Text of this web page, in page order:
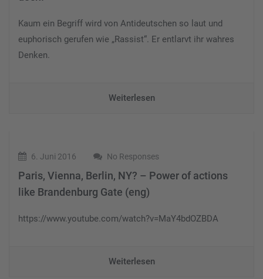
Kaum ein Begriff wird von Antideutschen so laut und
euphorisch gerufen wie „Rassist“. Er entlarvt ihr wahres
Denken.
Weiterlesen
6. Juni 2016 No Responses
Paris, Vienna, Berlin, NY? – Power of actions
like Brandenburg Gate (eng)
https://www.youtube.com/watch?v=MaY4bdOZBDA
Weiterlesen